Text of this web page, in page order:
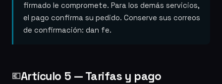
firmado le compromete. Para los demás servicios,
el pago confirma su pedido. Conserve sus correos
de confirmación: dan fe.
💶Artículo 5 — Tarifas y pago